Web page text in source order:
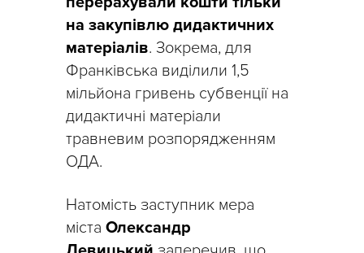
на закупівлю дидактичних
матеріалів. Зокрема, для
Франківська виділили 1,5
мільйона гривень субвенції на
дидактичні матеріали
травневим розпорядженням
ОДА.
Натомість заступник мера
міста Олександр